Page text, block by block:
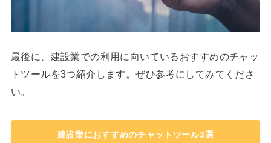
最後に、建設業での利用に向いているおすすめのチャッ
トツールを3つ紹介します。ぜひ参考にしてみてくださ
い。
建設業におすすめのチャットツール3選